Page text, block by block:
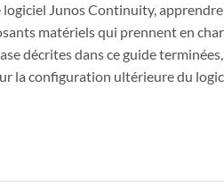
Junos Continuity,
matériels qui prennent en
décrites dans ce guide
la configuration ultérieure du